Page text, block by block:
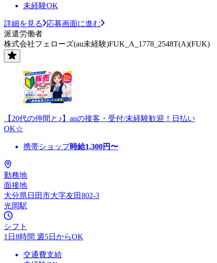
未経験OK
詳細を見る
応募画面に進む
派遣労働者
株式会社フェローズ(au未経験)FUK_A_1778_2548T(A)(FUK)
【20代の仲間と♪】auの接客・受付/未経験歓迎！日払い
OK☆
携帯ショップ時給1,300円〜
勤務地
面接地
大分県日田市大字友田802-3
光岡駅
シフト
1日8時間 週5日からOK
交通費支給